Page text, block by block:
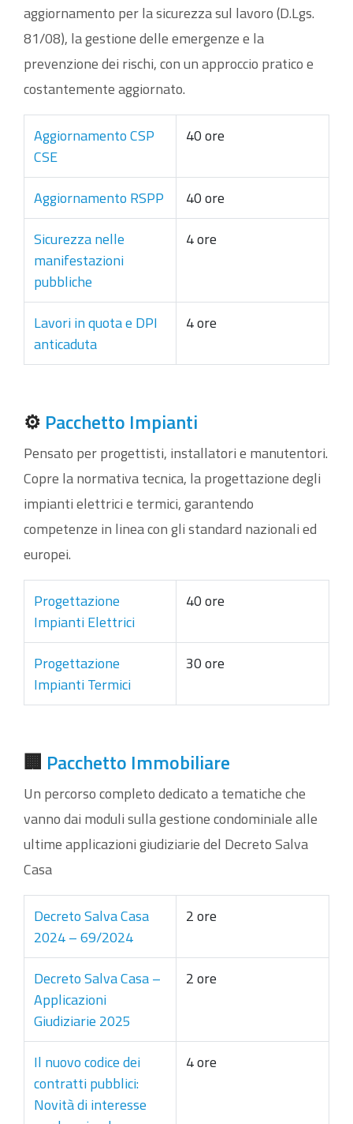
aggiornamento per la sicurezza sul lavoro (D.Lgs.
81/08), la gestione delle emergenze e la
prevenzione dei rischi, con un approccio pratico e
costantemente aggiornato.
Aggiornamento CSP
CSE
40 ore
Aggiornamento RSPP
40 ore
Sicurezza nelle
manifestazioni
pubbliche
4 ore
Lavori in quota e DPI
anticaduta
4 ore
⚙️ Pacchetto Impianti
Pensato per progettisti, installatori e manutentori.
Copre la normativa tecnica, la progettazione degli
impianti elettrici e termici, garantendo
competenze in linea con gli standard nazionali ed
europei.
Progettazione
Impianti Elettrici
40 ore
Progettazione
Impianti Termici
30 ore
🏢 Pacchetto Immobiliare
Un percorso completo dedicato a tematiche che
vanno dai moduli sulla gestione condominiale alle
ultime applicazioni giudiziarie del Decreto Salva
Casa
Decreto Salva Casa
2024 – 69/2024
2 ore
Decreto Salva Casa –
Applicazioni
Giudiziarie 2025
2 ore
Il nuovo codice dei
contratti pubblici:
Novità di interesse
4 ore